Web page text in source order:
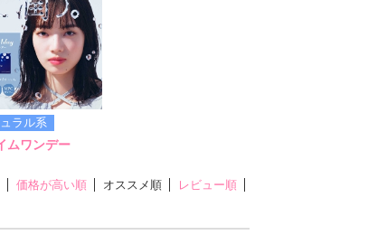
ラル系
ムワンデー
価格が高い順 オススメ順 レビュー順